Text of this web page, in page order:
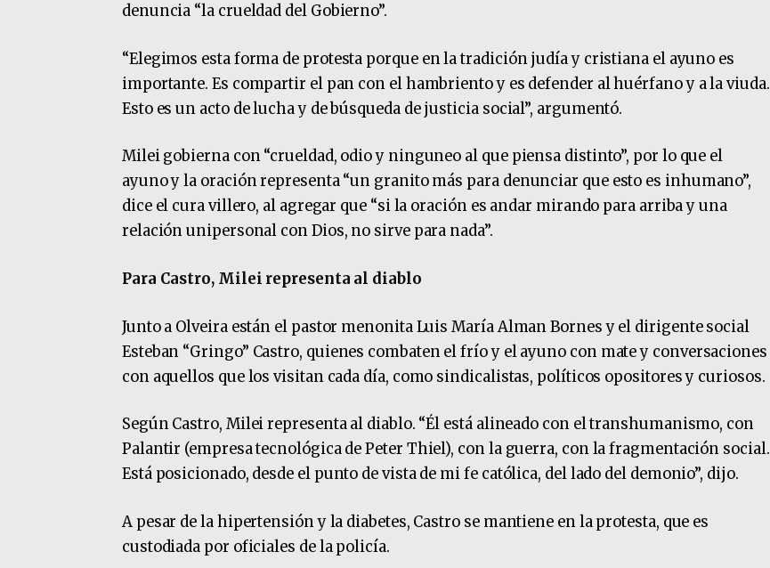
denuncia “la crueldad del Gobierno”.
“Elegimos esta forma de protesta porque en la tradición judía y cristiana el ayuno es
importante. Es compartir el pan con el hambriento y es defender al huérfano y a la viuda.
Esto es un acto de lucha y de búsqueda de justicia social”, argumentó.
Milei gobierna con “crueldad, odio y ninguneo al que piensa distinto”, por lo que el
ayuno y la oración representa “un granito más para denunciar que esto es inhumano”,
dice el cura villero, al agregar que “si la oración es andar mirando para arriba y una
relación unipersonal con Dios, no sirve para nada”.
Para Castro, Milei representa al diablo
Junto a Olveira están el pastor menonita Luis María Alman Bornes y el dirigente social
Esteban “Gringo” Castro, quienes combaten el frío y el ayuno con mate y conversaciones
con aquellos que los visitan cada día, como sindicalistas, políticos opositores y curiosos.
Según Castro, Milei representa al diablo. “Él está alineado con el transhumanismo, con
Palantir (empresa tecnológica de Peter Thiel), con la guerra, con la fragmentación social.
Está posicionado, desde el punto de vista de mi fe católica, del lado del demonio”, dijo.
A pesar de la hipertensión y la diabetes, Castro se mantiene en la protesta, que es
custodiada por oficiales de la policía.